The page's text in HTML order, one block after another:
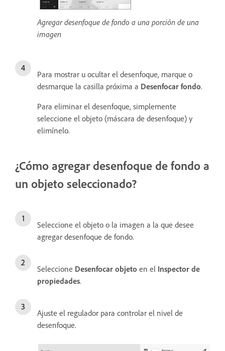
Agregar desenfoque de fondo a una porción de una
imagen
Para mostrar u ocultar el desenfoque, marque o
desmarque la casilla próxima a Desenfocar fondo.
Para eliminar el desenfoque, simplemente
seleccione el objeto (máscara de desenfoque) y
elimínelo.
¿Cómo agregar desenfoque de fondo a
un objeto seleccionado?
Seleccione el objeto o la imagen a la que desee
agregar desenfoque de fondo.
Seleccione Desenfocar objeto en el Inspector de
propiedades.
Ajuste el regulador para controlar el nivel de
desenfoque.